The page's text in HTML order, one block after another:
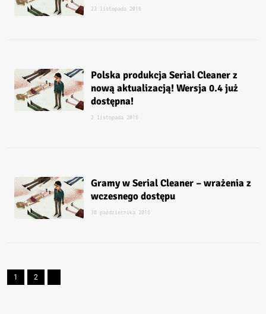
23 listopada 2016
Polska produkcja Serial Cleaner z
nową aktualizacją! Wersja 0.4 już
dostępna!
2 listopada 2016
Gramy w Serial Cleaner – wrażenia z
wczesnego dostępu
30 października 2016
1 2